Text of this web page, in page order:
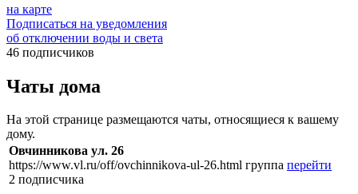
на карте
Подписаться на уведомления
об отключении воды и света
46 подписчиков
Чаты дома
На этой странице размещаются чаты, относящиеся к вашему
дому.
Овчинникова ул. 26
https://www.vl.ru/off/ovchinnikova-ul-26.html
2 подписчика
группа перейти